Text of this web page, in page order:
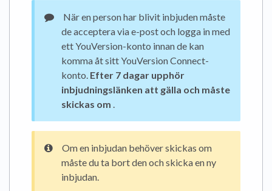
När en person har blivit inbjuden måste
de acceptera via e-post och logga in med
ett YouVersion-konto innan de kan
komma åt sitt YouVersion Connect-
konto. Efter 7 dagar upphör
inbjudningslänken att gälla och måste
skickas om .
Om en inbjudan behöver skickas om
måste du ta bort den och skicka en ny
inbjudan.